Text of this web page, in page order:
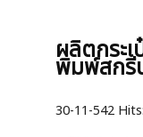
ผลิตกระ
พิมพ์สกรี
30-11-542 Hits: